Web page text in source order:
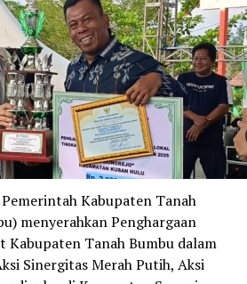
Kabupaten Tanah
menyerahkan Penghargaan
Kabupaten Tanah Bumbu dalam
Sinergitas Merah Putih, Aksi